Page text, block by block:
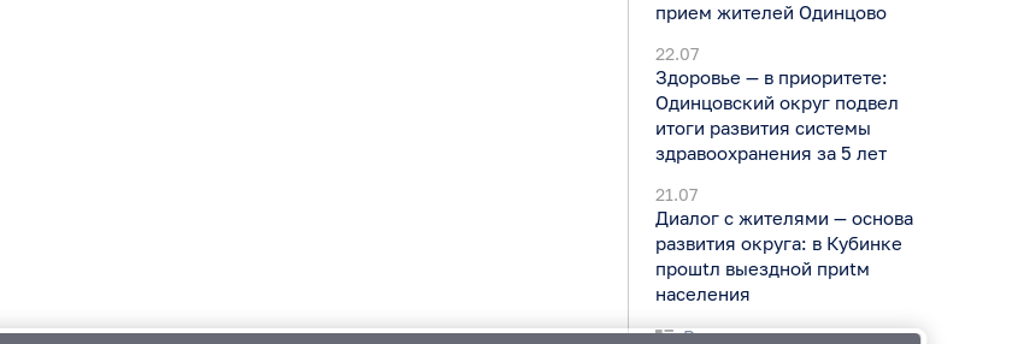
прием жителей Одинцово
22.07
Здоровье — в приоритете:
Одинцовский округ подвел
итоги развития системы
здравоохранения за 5 лет
21.07
Диалог с жителями — основа
развития округа: в Кубинке
прошtл выездной приtм
населения
Все новости